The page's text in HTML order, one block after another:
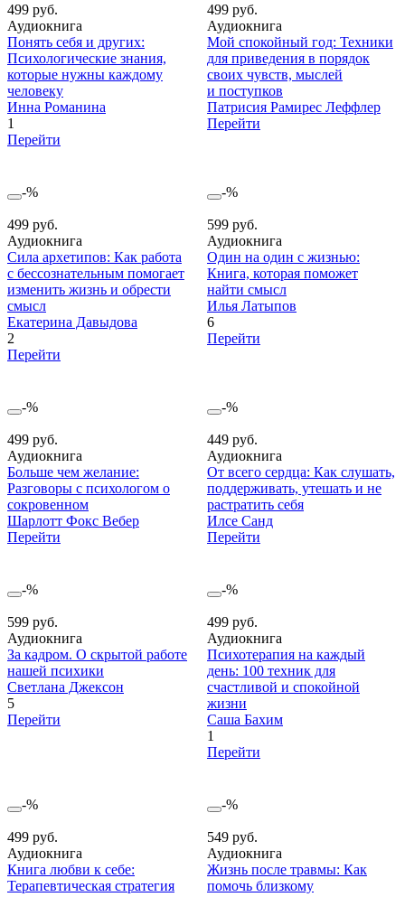
499 руб.
Аудиокнига
Понять себя и других:
Психологические знания,
которые нужны каждому
человеку
Инна Романина
1
Перейти
499 руб.
Аудиокнига
Мой спокойный год: Техники
для приведения в порядок
своих чувств, мыслей
и поступков
Патрисия Рамирес Леффлер
Перейти
-%
499 руб.
Аудиокнига
Сила архетипов: Как работа
с бессознательным помогает
изменить жизнь и обрести
смысл
Екатерина Давыдова
2
Перейти
-%
599 руб.
Аудиокнига
Один на один с жизнью:
Книга, которая поможет
найти смысл
Илья Латыпов
6
Перейти
-%
499 руб.
Аудиокнига
Больше чем желание:
Разговоры с психологом о
сокровенном
Шарлотт Фокс Вебер
Перейти
-%
449 руб.
Аудиокнига
От всего сердца: Как слушать,
поддерживать, утешать и не
растратить себя
Илсе Санд
Перейти
-%
599 руб.
Аудиокнига
За кадром. О скрытой работе
нашей психики
Светлана Джексон
5
Перейти
-%
499 руб.
Аудиокнига
Психотерапия на каждый
день: 100 техник для
счастливой и спокойной
жизни
Саша Бахим
1
Перейти
-%
499 руб.
Аудиокнига
Книга любви к себе:
Терапевтическая стратегия
-%
549 руб.
Аудиокнига
Жизнь после травмы: Как
помочь близкому